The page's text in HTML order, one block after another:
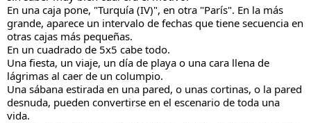
En una caja pone, "Turquía (IV)", en otra "París". En la más
grande, aparece un intervalo de fechas que tiene secuencia en
otras cajas más pequeñas.
En un cuadrado de 5x5 cabe todo.
Una fiesta, un viaje, un día de playa o una cara llena de
lágrimas al caer de un columpio.
Una sábana estirada en una pared, o unas cortinas, o la pared
desnuda, pueden convertirse en el escenario de toda una
vida.